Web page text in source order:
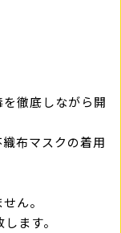
徹底しながら開
布マスクの着用
ん。
ます。